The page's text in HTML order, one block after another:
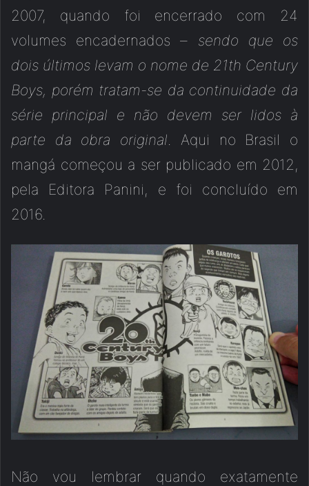
2007, quando foi encerrado com 24
volumes encadernados – sendo que os
dois últimos levam o nome de 21th Century
Boys, porém tratam-se da continuidade da
série principal e não devem ser lidos à
parte da obra original . Aqui no Brasil o
mangá começou a ser publicado em 2012,
pela Editora Panini, e foi concluído em
2016.
Não vou lembrar quando exatamente